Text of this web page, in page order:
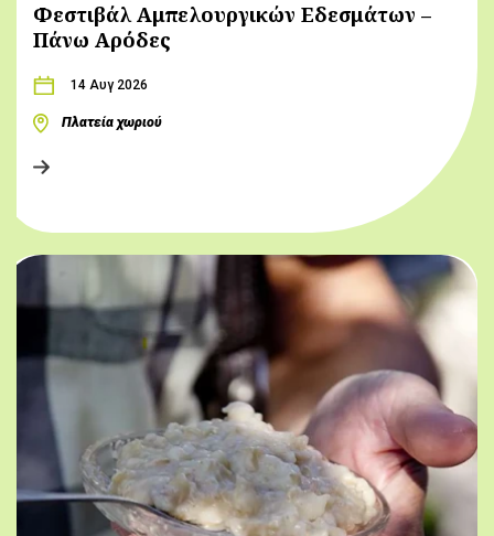
Φεστιβάλ Αμπελουργικών Εδεσμάτων –
Πάνω Αρόδες
14 Αυγ 2026
Πλατεία χωριού